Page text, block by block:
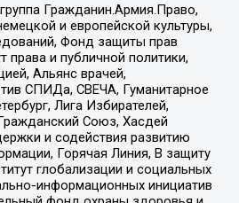
Гражданин.Армия.Право,
и европейской культуры,
Фонд защиты прав
права и публичной политики,
Альянс врачей,
СПИДа, СВЕЧА, Гуманитарное
Лига Избирателей,
Союз, Хасдей
и содействия развитию
Горячая Линия, В защиту
глобализации и социальных
информационных инициатив